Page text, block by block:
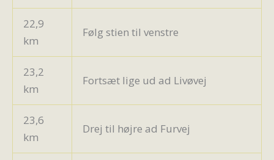
22,9
km
Følg stien til venstre
23,2
km
Fortsæt lige ud ad Livøvej
23,6
km
Drej til højre ad Furvej